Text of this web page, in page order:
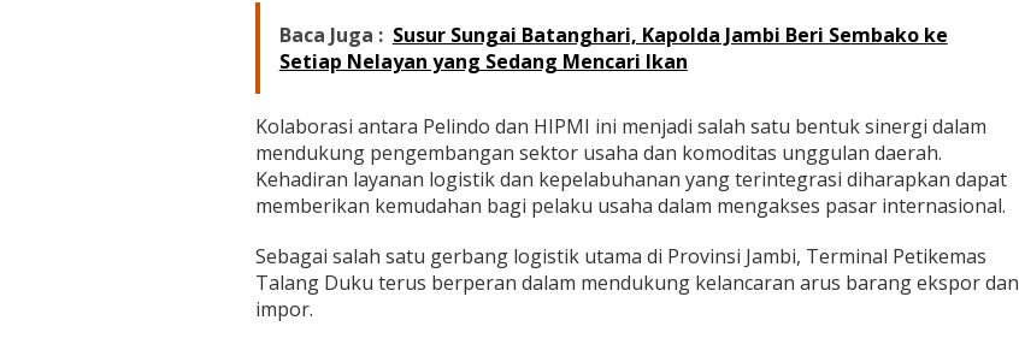
Baca Juga : Susur Sungai Batanghari, Kapolda Jambi Beri Sembako ke
Setiap Nelayan yang Sedang Mencari Ikan
Kolaborasi antara Pelindo dan HIPMI ini menjadi salah satu bentuk sinergi dalam
mendukung pengembangan sektor usaha dan komoditas unggulan daerah.
Kehadiran layanan logistik dan kepelabuhanan yang terintegrasi diharapkan dapat
memberikan kemudahan bagi pelaku usaha dalam mengakses pasar internasional.
Sebagai salah satu gerbang logistik utama di Provinsi Jambi, Terminal Petikemas
Talang Duku terus berperan dalam mendukung kelancaran arus barang ekspor dan
impor.